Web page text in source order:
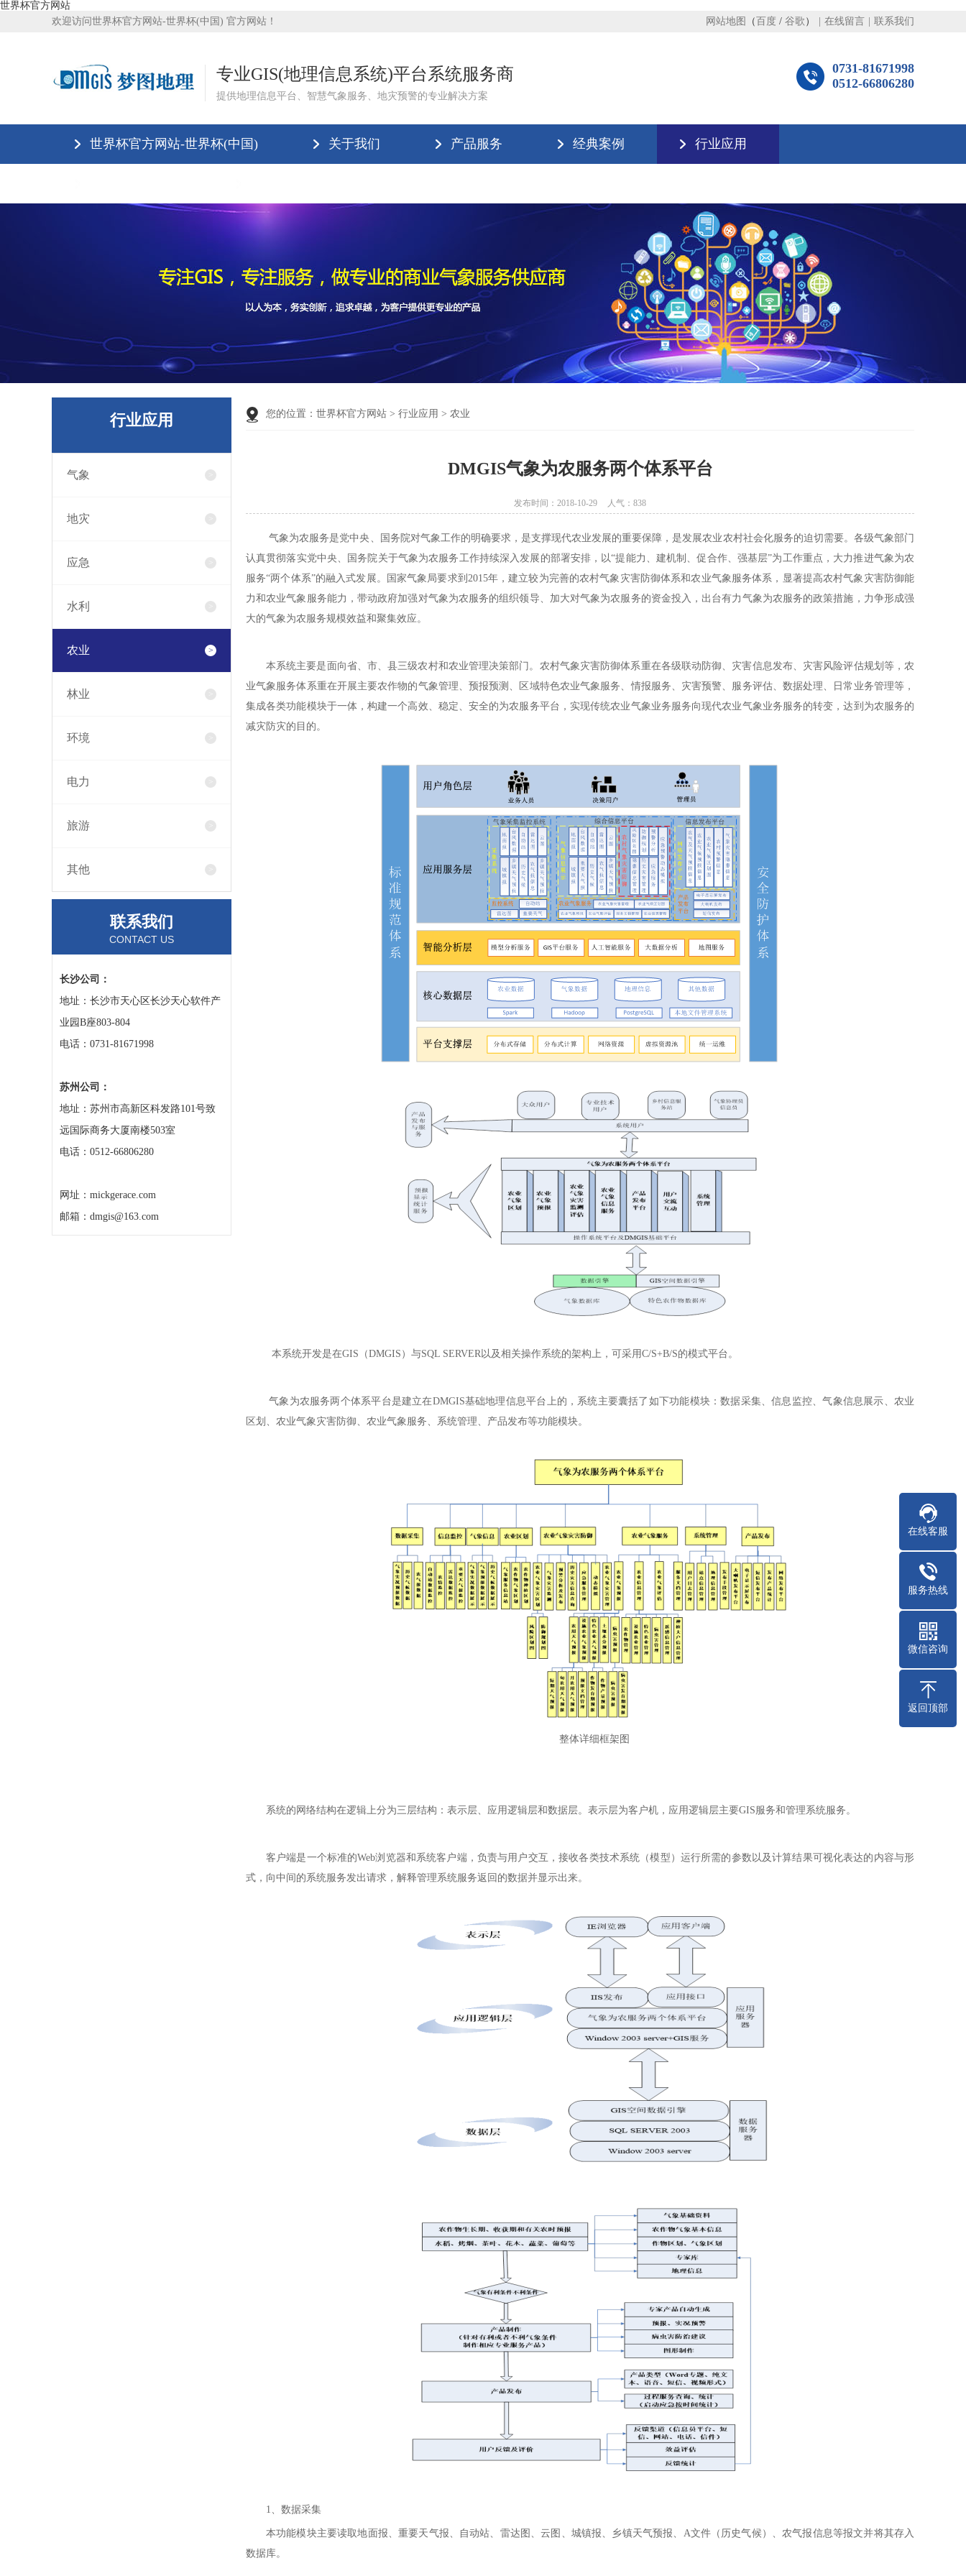
世界杯官方网站
欢迎访问世界杯官方网站-世界杯(中国) 官方网站！
网站地图 （ 百度 / 谷歌 ） 在线留言 联系我们
专业GIS(地理信息系统)平台系统服务商
提供地理信息平台、智慧气象服务、地灾预警的专业解决方案
0731-81671998
0512-66806280
世界杯官方网站-世界杯(中国) 关于我们 产品服务 经典案例 行业应用
行业应用
气象
地灾
应急
水利
农业
林业
环境
电力
旅游
其他
联系我们
CONTACT US
长沙公司：
地址：长沙市天心区长沙天心软件产
业园B座803-804
电话：0731-81671998
苏州公司：
地址：苏州市高新区科发路101号致
远国际商务大厦南楼503室
电话：0512-66806280
网址：mickgerace.com
邮箱：dmgis@163.com
您的位置： 世界杯官方网站 > 行业应用 > 农业
DMGIS气象为农服务两个体系平台
发布时间：2018-10-29 人气： 838
气象为农服务是党中央、国务院对气象工作的明确要求，是支撑现代农业发展的重要保障，是发展农业农村社会化服务的迫切需要。各级气象部门
认真贯彻落实党中央、国务院关于气象为农服务工作持续深入发展的部署安排，以“提能力、建机制、促合作、强基层”为工作重点，大力推进气象为农
服务“两个体系”的融入式发展。
国家气象局要求到 2015年，建立较为完善的农村气象灾害防御体系和农业气象服务体系，显著提高农村气象灾害防御能
力和农业气象服务能力，带动政府加强对气象为农服务的组织领导、加大对气象为农服务的资金投入，出台有力气象为农服务的政策措施，力争形成强
大的气象为农服务规模效益和聚集效应。
本系统主要是面向省、市、县三级农村和农业管理决策部门。农村气象灾害防御体系重在各级联动防御、灾害信息发布、灾害风险评估规划等，农
业气象服务体系重在开展主要农作物的气象管理、预报预测、区域特色农业气象服务、情报服务、灾害预警、服务评估、数据处理、日常业务管理等，
集成各类功能模块于一体，构建一个高效、稳定、安全的为农服务平台，实现传统农业气象业务服务向现代农业气象业务服务的转变，达到为农服务的
减灾防灾的目的。
本系统开发是在GIS（DMGIS）与SQL SERVER以及相关操作系统的架构上，可采用C/S+B/S的模式平台。
气象为农服务两个体系平台是建立在DMGIS基础地理信息平台上的，系统主要囊括了如下功能模块：数据采集、信息监控、气象信息展示、农业
区划、农业气象灾害防御、农业气象服务、系统管理、产品发布等功能模块。
整体详细框架图
系统的网络结构在逻辑上分为三层结构：表示层、应用逻辑层和数据层。表示层为客户机，应用逻辑层主要GIS服务和管理系统服务。
客户端是一个标准的Web浏览器和系统客户端，负责与用户交互，接收各类技术系统（模型）运行所需的参数以及计算结果可视化表达的内容与形
式，向中间的系统服务发出请求，解释管理系统服务返回的数据并显示出来。
1、数据采集
本功能模块主要读取地面报、重要天气报、自动站、雷达图、云图、城镇报、乡镇天气预报、A文件（历史气候）、农气报信息等报文并将其存入
数据库。
在线客服
服务热线
微信咨询
返回顶部